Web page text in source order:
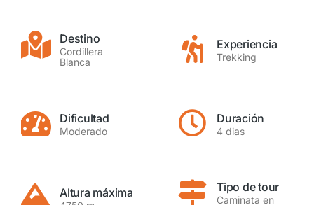
Destino
Cordillera
Blanca
Experiencia
Trekking
Dificultad
Moderado
Duración
4 dias
Altura máxima Tipo de tour
Caminata en